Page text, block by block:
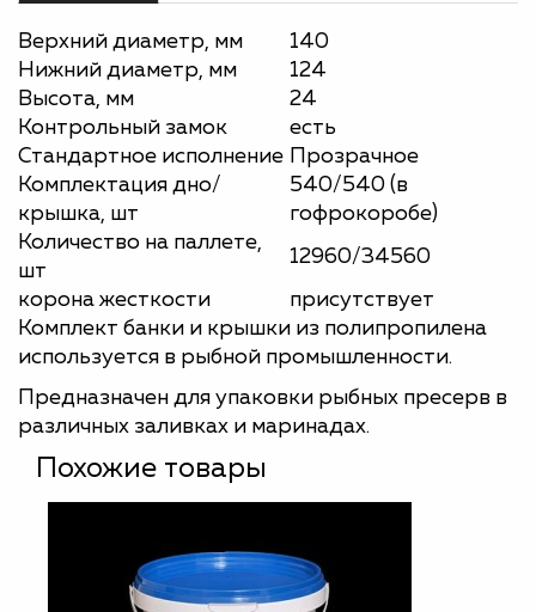
Верхний диаметр, мм
140
Нижний диаметр, мм
124
Высота, мм
24
Контрольный замок
есть
Стандартное исполнение Прозрачное
Комплектация дно/
крышка, шт
540/540 (в
гофрокоробе)
Количество на паллете,
шт
12960/34560
корона жесткости
присутствует
Комплект банки и крышки из полипропилена
используется в рыбной промышленности.
Предназначен для упаковки рыбных пресерв в
различных заливках и маринадах.
Похожие товары